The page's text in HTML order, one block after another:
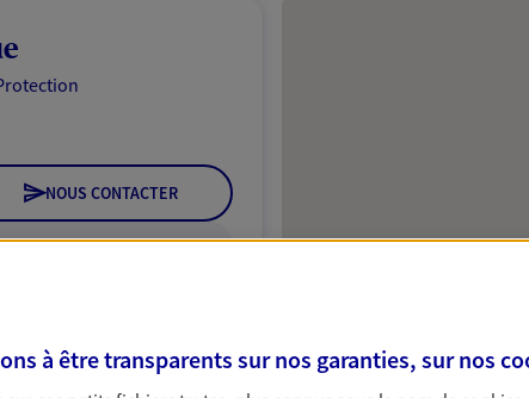
NOUS CONTACTER
WEB
à être transparents sur nos garanties, sur nos